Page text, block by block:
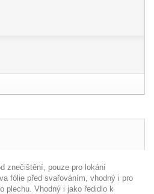
znečištění, pouze pro lokání
fólie před svařováním, vhodný i pro
plechu. Vhodný i jako ředidlo k